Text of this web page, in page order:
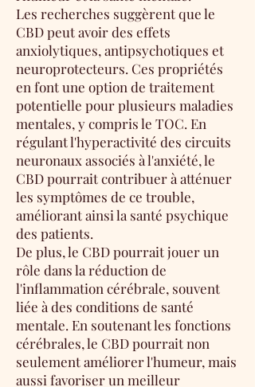
Les recherches suggèrent que le
CBD peut avoir des effets
anxiolytiques, antipsychotiques et
neuroprotecteurs. Ces propriétés
en font une option de traitement
potentielle pour plusieurs maladies
mentales, y compris le TOC. En
régulant l'hyperactivité des circuits
neuronaux associés à l'anxiété, le
CBD pourrait contribuer à atténuer
les symptômes de ce trouble,
améliorant ainsi la santé psychique
des patients.
De plus, le CBD pourrait jouer un
rôle dans la réduction de
l'inflammation cérébrale, souvent
liée à des conditions de santé
mentale. En soutenant les fonctions
cérébrales, le CBD pourrait non
seulement améliorer l'humeur, mais
aussi favoriser un meilleur